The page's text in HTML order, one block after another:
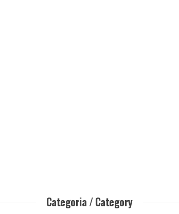
Categoria / Category